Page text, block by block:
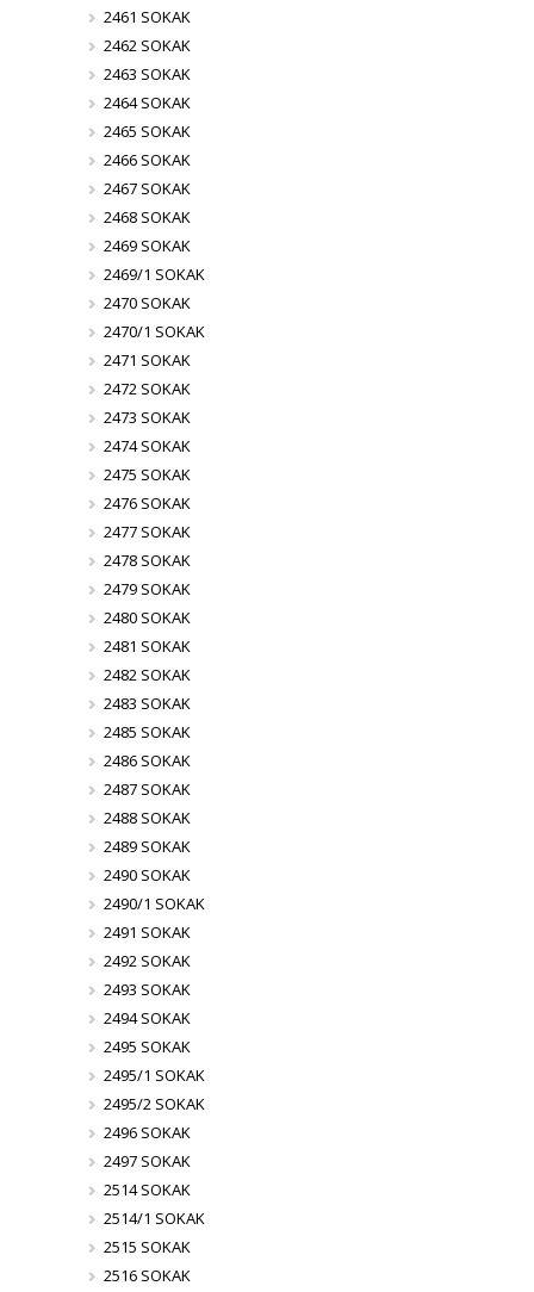
2461 SOKAK
2462 SOKAK
2463 SOKAK
2464 SOKAK
2465 SOKAK
2466 SOKAK
2467 SOKAK
2468 SOKAK
2469 SOKAK
2469/1 SOKAK
2470 SOKAK
2470/1 SOKAK
2471 SOKAK
2472 SOKAK
2473 SOKAK
2474 SOKAK
2475 SOKAK
2476 SOKAK
2477 SOKAK
2478 SOKAK
2479 SOKAK
2480 SOKAK
2481 SOKAK
2482 SOKAK
2483 SOKAK
2485 SOKAK
2486 SOKAK
2487 SOKAK
2488 SOKAK
2489 SOKAK
2490 SOKAK
2490/1 SOKAK
2491 SOKAK
2492 SOKAK
2493 SOKAK
2494 SOKAK
2495 SOKAK
2495/1 SOKAK
2495/2 SOKAK
2496 SOKAK
2497 SOKAK
2514 SOKAK
2514/1 SOKAK
2515 SOKAK
2516 SOKAK